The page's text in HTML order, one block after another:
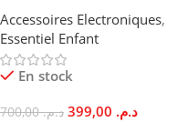
Accessoires Electroniques,
Essentiel Enfant
En stock
د.م.700,00 د.م.